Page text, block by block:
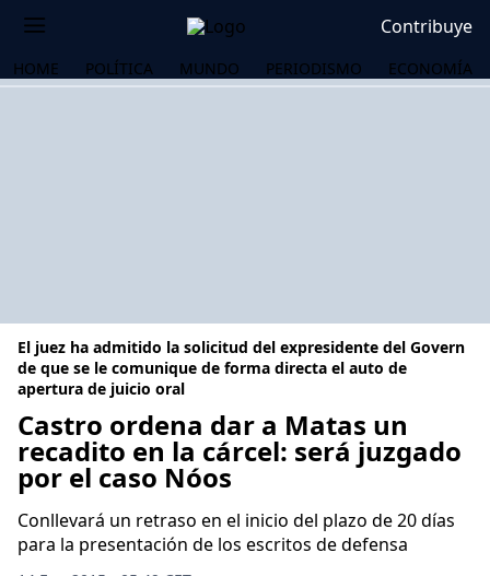
Contribuye
HOME POLÍTICA MUNDO PERIODISMO ECONOMÍA
El juez ha admitido la solicitud del expresidente del Govern
de que se le comunique de forma directa el auto de
apertura de juicio oral
Castro ordena dar a Matas un
recadito en la cárcel: será juzgado
por el caso Nóos
Conllevará un retraso en el inicio del plazo de 20 días
para la presentación de los escritos de defensa